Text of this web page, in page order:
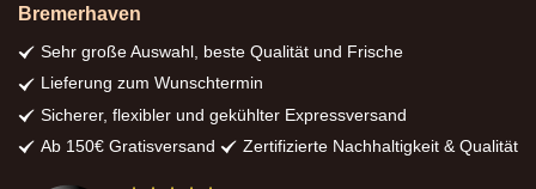
Bremerhaven
Sehr große Auswahl, beste Qualität und Frische
Lieferung zum Wunschtermin
Sicherer, flexibler und gekühlter Expressversand
Ab 150€ Gratisversand
Zertifizierte Nachhaltigkeit & Qualität